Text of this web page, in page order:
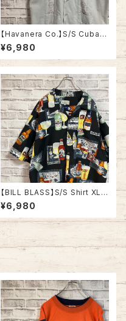
【Havanera Co.】S/S Cuba S
hirt L相当 キューバシャツ 刺繍
四つポケット オープンカラーシ
ャツ 開襟シャツ ライトブルー ア
¥6,980
【BILL BLASS】S/S Shirt XL
“BEER Pattern” アロハシャツ
柄シャツ 総柄シャツ ビール柄
アルコール 酒 アメリカ USA 古
着
¥6,980